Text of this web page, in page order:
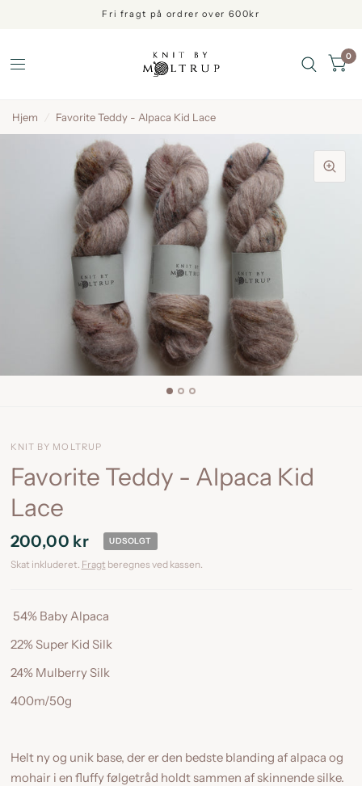
Fri fragt på ordrer over 600kr
0
Hjem / Favorite Teddy - Alpaca Kid Lace
KNIT BY MOLTRUP
Favorite Teddy - Alpaca Kid
Lace
200,00 kr UDSOLGT
Skat inkluderet. Fragt beregnes ved kassen.
54% Baby Alpaca
22% Super Kid Silk
24% Mulberry Silk
400m/50g
Helt ny og unik base, der er den bedste blanding af alpaca og
mohair i en fluffy følgetråd holdt sammen af skinnende silke.